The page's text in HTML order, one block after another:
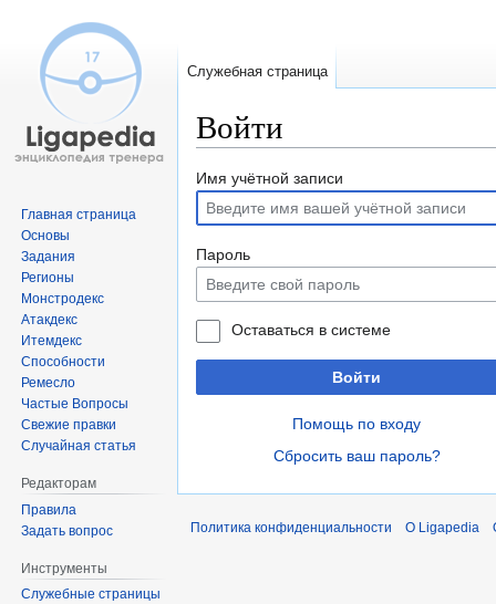
Войти
Перейти
навигации
Перейти
поиску
Имя учётной записи
Пароль
Оставаться в системе
Войти
Помощь по входу
Сбросить ваш пароль?
Служебная страница
Главная страница
Основы
Задания
Регионы
Монстродекс
Атакдекс
Итемдекс
Способности
Ремесло
Частые Вопросы
Свежие правки
Случайная статья
Редакторам
Правила
Задать вопрос
Инструменты
Служебные страницы
Политика конфиденциальности О Ligapedia